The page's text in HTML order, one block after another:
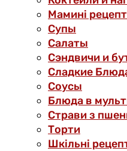
Мамині
Супы
Салаты
Сэндвичи и
Сладкие
Соусы
Блюда в
Страви з
Торти
Шкільні